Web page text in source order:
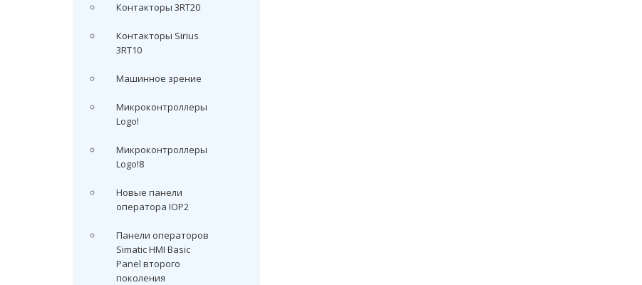
Контакторы 3RT20
Контакторы Sirius
3RT10
Машинное зрение
Микроконтроллеры
Logo!
Микроконтроллеры
Logo!8
Новые панели
оператора IOP2
Панели операторов
Simatic HMI Basic
Panel второго
поколения